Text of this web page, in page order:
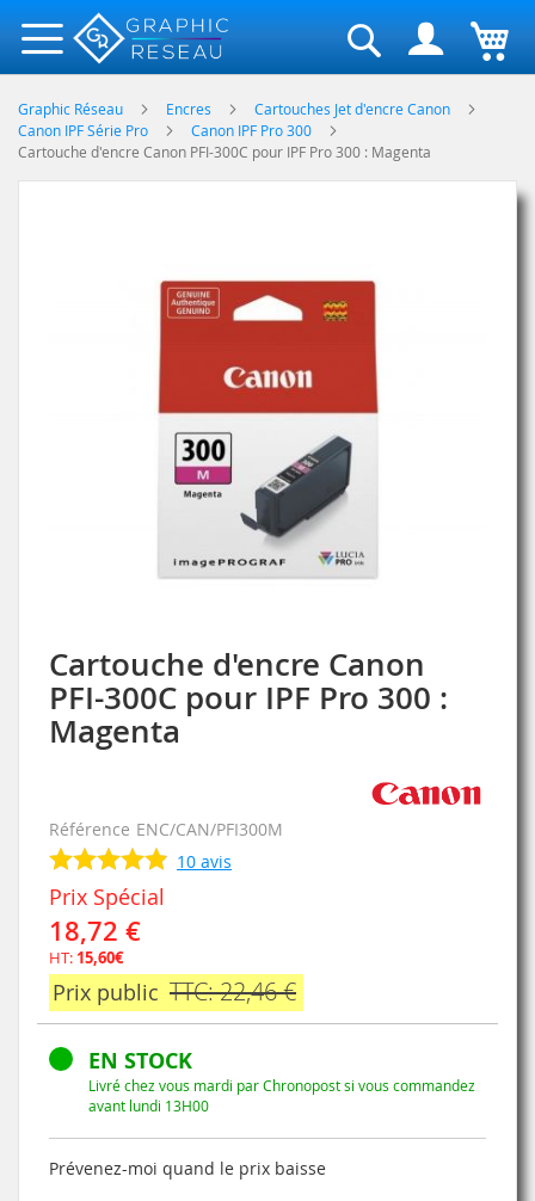
Rechercher
Graphic Réseau Encres
Cartouches Jet d'encre Canon
Canon IPF Série Pro
Canon IPF Pro 300
Cartouche d'encre Canon PFI-300C pour IPF Pro 300 : Magenta
Cartouche d'encre Canon
PFI-300C pour IPF Pro 300 :
Magenta
Référence ENC/CAN/PFI300M
10 avis
Prix Spécial
18,72 €
HT: 15,60€
Prix public TTC: 22,46 €
EN STOCK
Livré chez vous mardi par Chronopost si vous commandez
avant lundi 13H00
Prévenez-moi quand le prix baisse
Skip
to
the
beginning
gallery